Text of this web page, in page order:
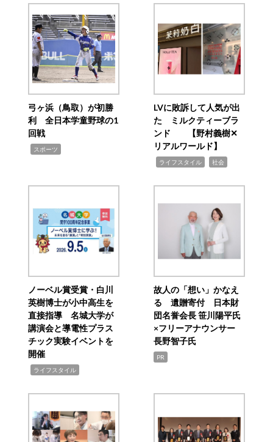
弓ヶ浜（鳥取）が初勝
利 全日本学童野球の1
回戦
スポーツ
LVに敗訴して人気が出
た ミルクティーブラ
ンド 【野村義樹✕
リアルワールド】
ライフスタイル 社会
ノーベル賞受賞・白川
英樹博士が小中高生を
直接指導 名城大学が
講演会と導電性プラス
チック実験イベントを
開催
ライフスタイル
故人の「想い」かなえ
る 遺贈寄付 日本財
団名誉会長 笹川陽平氏
×フリーアナウンサー
長野智子氏
PR